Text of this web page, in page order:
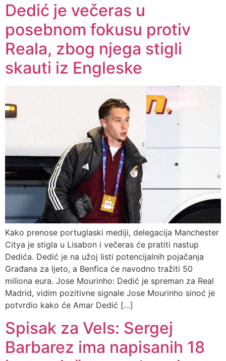
Dedić je večeras u
posebnom fokusu protiv
Reala, zbog njega stigli
skauti iz Engleske
Kako prenose portuglaski mediji, delegacija Manchester
Citya je stigla u Lisabon i večeras će pratiti nastup
Dedića. Dedić je na užoj listi potencijalnih pojačanja
Građana za ljeto, a Benfica će navodno tražiti 50
miliona eura. Jose Mourinho: Dedić je spreman za Real
Madrid, vidim pozitivne signale Jose Mourinho sinoć je
potvrdio kako će Amar Dedić […]
Spisak za Vels: Sergej
Barbarez ima napisanih 18